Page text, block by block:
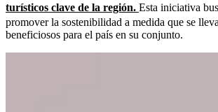
turísticos clave de la región. Esta iniciativa
promover la sostenibilidad a medida que se
beneficiosos para el país en su conjunto.